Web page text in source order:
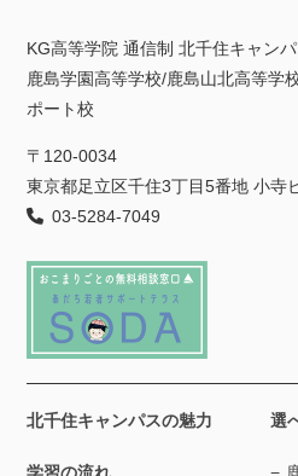
KG高等学院 通信制 北千住キャンパ
鹿島学園高等学校/鹿島山北高等学
ポート校
〒120-0034
東京都足立区千住3丁目5番地 小寺
03-5284-7049
北千住キャンパスの魅力 選